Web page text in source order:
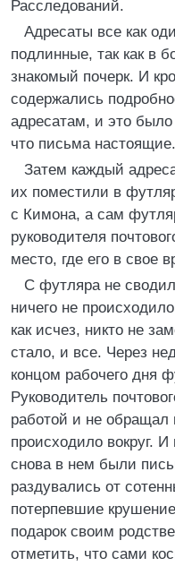
Расследований.
Адресаты все как
подлинные, так как в
знакомый почерк. И
содержались
адресатам, и это
что письма настоящие.
Затем каждый
их поместили в
с Кимона, а сам
руководителя
место, где его в свое
С футляра не
ничего не
как исчез, никто не
стало, и все. Через
концом рабочего дня
Руководитель
работой и не обращал
происходило вокруг.
снова в нем были
раздувались от
потерпевшие
подарок своим
отметить, что сами